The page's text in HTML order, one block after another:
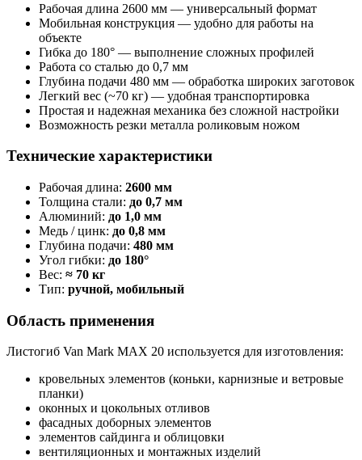
Рабочая длина 2600 мм — универсальный формат
Мобильная конструкция — удобно для работы на
объекте
Гибка до 180° — выполнение сложных профилей
Работа со сталью до 0,7 мм
Глубина подачи 480 мм — обработка широких заготовок
Легкий вес (~70 кг) — удобная транспортировка
Простая и надежная механика без сложной настройки
Возможность резки металла роликовым ножом
Технические характеристики
Рабочая длина: 2600 мм
Толщина стали: до 0,7 мм
Алюминий: до 1,0 мм
Медь / цинк: до 0,8 мм
Глубина подачи: 480 мм
Угол гибки: до 180°
Вес: ≈ 70 кг
Тип: ручной, мобильный
Область применения
Листогиб Van Mark MAX 20 используется для изготовления:
кровельных элементов (коньки, карнизные и ветровые
планки)
оконных и цокольных отливов
фасадных доборных элементов
элементов сайдинга и облицовки
вентиляционных и монтажных изделий